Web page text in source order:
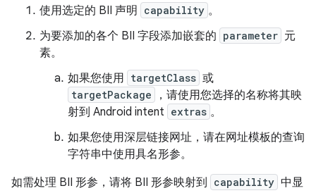
使用选定的 BII 声明 capability 。
为要添加的各个 BII 字段添加嵌套的 parameter 元
素。
如果您使用 targetClass 或
targetPackage
，请使用您选择的名称将其映
射到 Android intent extras 。
如果您使用深层链接网址，请在网址模板的查询
字符串中使用具名形参。
如需处理 BII 形参，请将 BII 形参映射到 capability 中显